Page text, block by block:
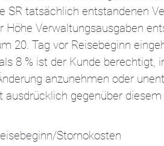
SR tatsächlich entstandenen
Verwaltungsausgaben
20. Tag vor Reisebeginn
8 % ist der Kunde
anzunehmen oder
ausdrücklich gegenüber
Stornokosten